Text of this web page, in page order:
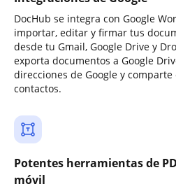
DocHub se integra con Google
importar, editar y firmar tus
desde tu Gmail, Google Drive y
exporta documentos a Google
direcciones de Google y
contactos.
Potentes herramientas de
móvil